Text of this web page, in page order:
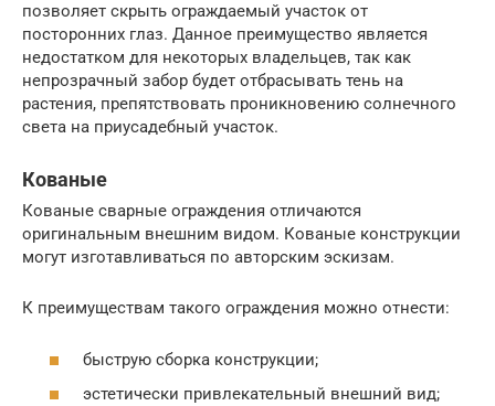
позволяет скрыть ограждаемый участок от
посторонних глаз. Данное преимущество является
недостатком для некоторых владельцев, так как
непрозрачный забор будет отбрасывать тень на
растения, препятствовать проникновению солнечного
света на приусадебный участок.
Кованые
Кованые сварные ограждения отличаются
оригинальным внешним видом. Кованые конструкции
могут изготавливаться по авторским эскизам.
К преимуществам такого ограждения можно отнести:
быструю сборка конструкции;
эстетически привлекательный внешний вид;